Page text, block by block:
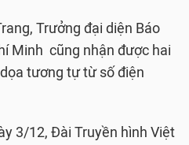
Trưởng đại diện Báo
Minh cũng nhận được hai
tương tự từ số điện
3/12, Đài Truyền hình Việt